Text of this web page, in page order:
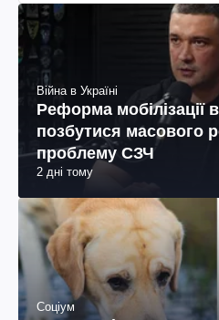
Війна в Україні
Реформа мобілізації
позбутися масового
проблему СЗЧ
2 дні тому
Соціум